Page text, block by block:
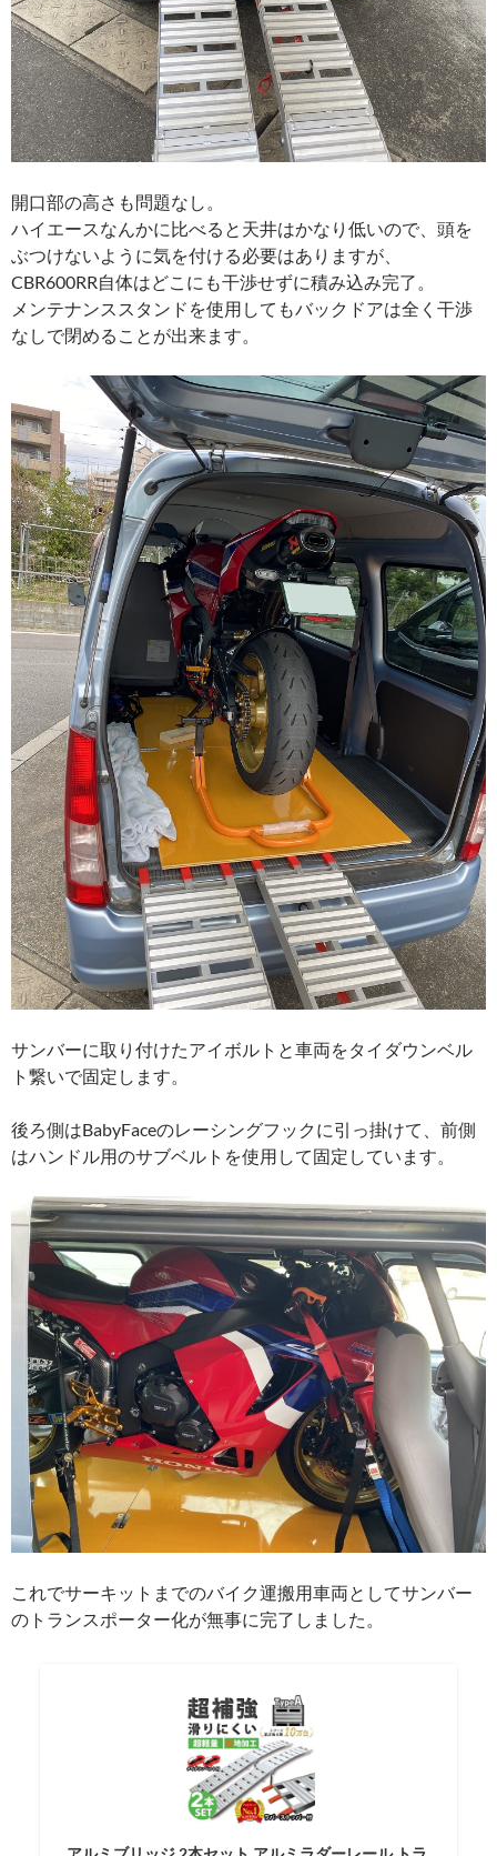
開口部の高さも問題なし。
ハイエースなんかに比べると天井はかなり低いので、頭を
ぶつけないように気を付ける必要はありますが、
CBR600RR自体はどこにも干渉せずに積み込み完了。
メンテナンススタンドを使用してもバックドアは全く干渉
なしで閉めることが出来ます。
サンバーに取り付けたアイボルトと車両をタイダウンベル
ト繋いで固定します。
後ろ側はBabyFaceのレーシングフックに引っ掛けて、前側
はハンドル用のサブベルトを使用して固定しています。
これでサーキットまでのバイク運搬用車両としてサンバー
のトランスポーター化が無事に完了しました。